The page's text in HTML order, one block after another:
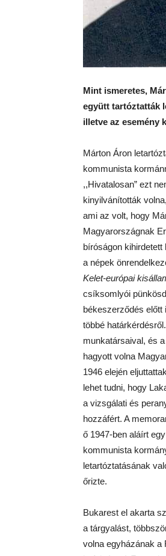
Mint ismeretes,
együtt tartóztatták
illetve az esemény
Márton Áron
kommunista
,,Hivatalosan” ezt
kinyilvánították
ami az volt, hogy
Magyarországnak
bíróságon
a népek
Kelet-európai
csíksomlyói
békeszerződés előtt
többé
munkatársaival, és
hagyott volna
1946 elején
lehet tudni, hogy
a vizsgálati és
hozzáfért. A
ő 1947-ben aláírt
kommunista
letartóztatásának
őrizte.
Bukarest el akarta
a tárgyalást,
volna egyházának a